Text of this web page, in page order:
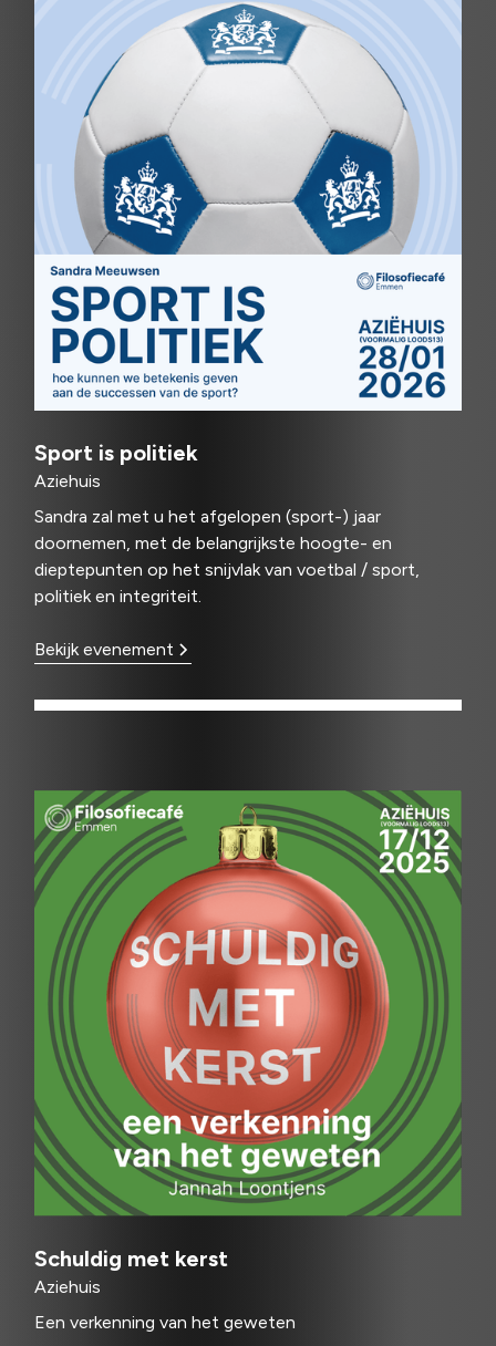
Sport is politiek
Aziehuis
Sandra zal met u het afgelopen (sport-) jaar
doornemen, met de belangrijkste hoogte- en
dieptepunten op het snijvlak van voetbal / sport,
politiek en integriteit.
Bekijk evenement
Schuldig met kerst
Aziehuis
Een verkenning van het geweten